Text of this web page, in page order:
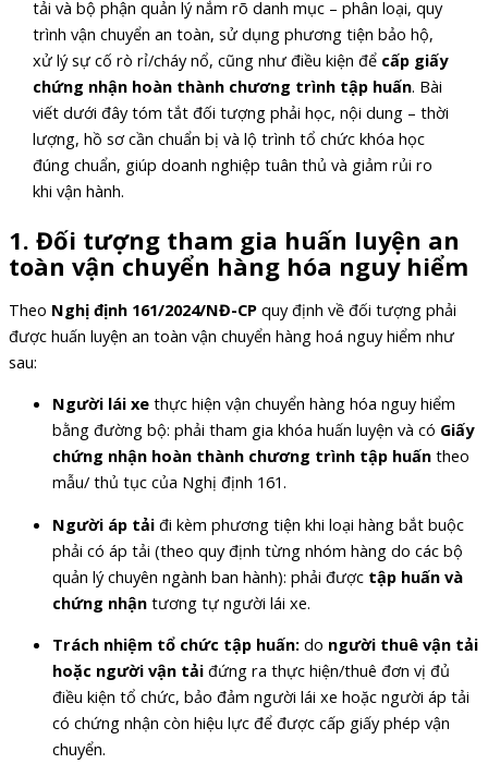
tải và bộ phận quản lý nắm rõ danh mục – phân loại, quy
trình vận chuyển an toàn, sử dụng phương tiện bảo hộ,
xử lý sự cố rò rỉ/cháy nổ, cũng như điều kiện để cấp giấy
chứng nhận hoàn thành chương trình tập huấn. Bài
viết dưới đây tóm tắt đối tượng phải học, nội dung – thời
lượng, hồ sơ cần chuẩn bị và lộ trình tổ chức khóa học
đúng chuẩn, giúp doanh nghiệp tuân thủ và giảm rủi ro
khi vận hành.
1. Đối tượng tham gia huấn luyện an
toàn vận chuyển hàng hóa nguy hiểm
Theo Nghị định 161/2024/NĐ-CP quy định về đối tượng phải
được huấn luyện an toàn vận chuyển hàng hoá nguy hiểm như
sau:
Người lái xe thực hiện vận chuyển hàng hóa nguy hiểm
bằng đường bộ: phải tham gia khóa huấn luyện và có Giấy
chứng nhận hoàn thành chương trình tập huấn theo
mẫu/ thủ tục của Nghị định 161.
Người áp tải đi kèm phương tiện khi loại hàng bắt buộc
phải có áp tải (theo quy định từng nhóm hàng do các bộ
quản lý chuyên ngành ban hành): phải được tập huấn và
chứng nhận tương tự người lái xe.
Trách nhiệm tổ chức tập huấn: do người thuê vận tải
hoặc người vận tải đứng ra thực hiện/thuê đơn vị đủ
điều kiện tổ chức, bảo đảm người lái xe hoặc người áp tải
có chứng nhận còn hiệu lực để được cấp giấy phép vận
chuyển.